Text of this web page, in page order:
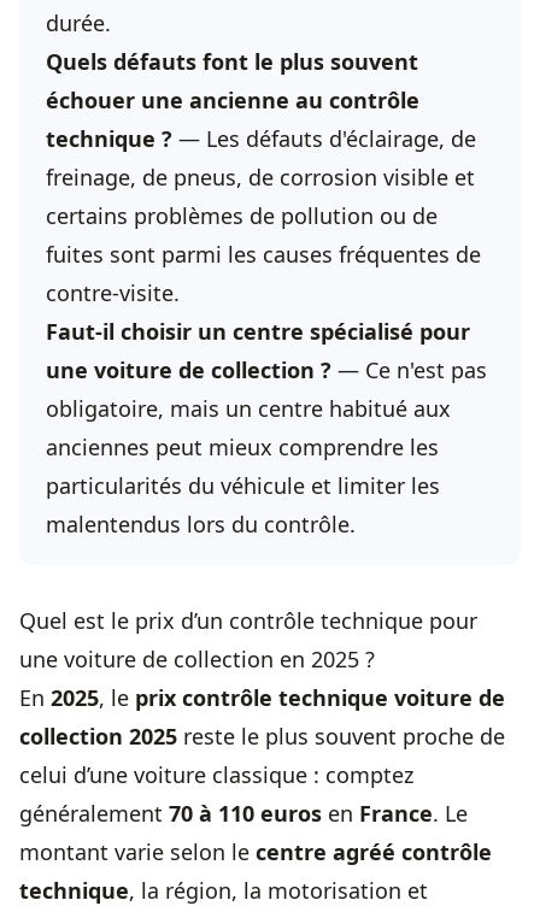
durée.
Quels défauts font le plus souvent
échouer une ancienne au contrôle
technique ? — Les défauts d'éclairage, de
freinage, de pneus, de corrosion visible et
certains problèmes de pollution ou de
fuites sont parmi les causes fréquentes de
contre-visite.
Faut-il choisir un centre spécialisé pour
une voiture de collection ? — Ce n'est pas
obligatoire, mais un centre habitué aux
anciennes peut mieux comprendre les
particularités du véhicule et limiter les
malentendus lors du contrôle.
Quel est le prix d’un contrôle technique pour
une voiture de collection en 2025 ?
En 2025, le prix contrôle technique voiture de
collection 2025 reste le plus souvent proche de
celui d’une voiture classique : comptez
généralement 70 à 110 euros en France. Le
montant varie selon le centre agréé contrôle
technique, la région, la motorisation et